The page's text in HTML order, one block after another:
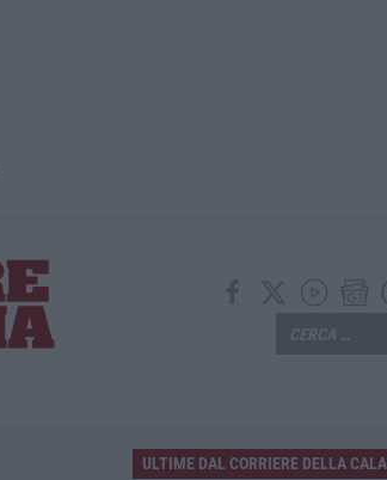
Travolge i ciclisti e poi torna indietro per
ULTIME DAL CORRIERE DELLA